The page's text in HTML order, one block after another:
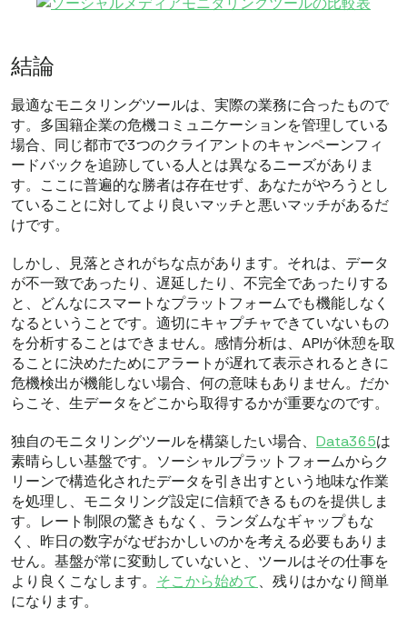
結論
最適なモニタリングツールは、実際の業務に合ったもので
す。多国籍企業の危機コミュニケーションを管理している
場合、同じ都市で3つのクライアントのキャンペーンフィ
ードバックを追跡している人とは異なるニーズがありま
す。ここに普遍的な勝者は存在せず、あなたがやろうとし
ていることに対してより良いマッチと悪いマッチがあるだ
けです。
しかし、見落とされがちな点があります。それは、データ
が不一致であったり、遅延したり、不完全であったりする
と、どんなにスマートなプラットフォームでも機能しなく
なるということです。適切にキャプチャできていないもの
を分析することはできません。感情分析は、APIが休憩を取
ることに決めたためにアラートが遅れて表示されるときに
危機検出が機能しない場合、何の意味もありません。だか
らこそ、生データをどこから取得するかが重要なのです。
独自のモニタリングツールを構築したい場合、 Data365は
素晴らしい基盤です。ソーシャルプラットフォームからク
リーンで構造化されたデータを引き出すという地味な作業
を処理し、モニタリング設定に信頼できるものを提供しま
す。レート制限の驚きもなく、ランダムなギャップもな
く、昨日の数字がなぜおかしいのかを考える必要もありま
せん。基盤が常に変動していないと、ツールはその仕事を
より良くこなします。 そこから始めて、残りはかなり簡単
になります。